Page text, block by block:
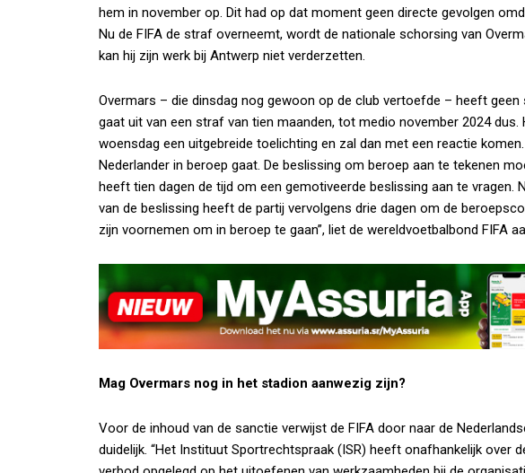
hem in november op. Dit had op dat moment geen directe gevolgen
Nu de FIFA de straf overneemt, wordt de nationale schorsing van
kan hij zijn werk bij Antwerp niet verderzetten.
Overmars – die dinsdag nog gewoon op de club vertoefde – heeft
gaat uit van een straf van tien maanden, tot medio november 2024
woensdag een uitgebreide toelichting en zal dan met een reactie
Nederlander in beroep gaat. De beslissing om beroep aan te tekenen
heeft tien dagen de tijd om een gemotiveerde beslissing aan te vragen.
van de beslissing heeft de partij vervolgens drie dagen om de
zijn voornemen om in beroep te gaan”, liet de wereldvoetbalbond FIFA
Mag Overmars nog in het stadion aanwezig zijn?
Voor de inhoud van de sanctie verwijst de FIFA door naar de
duidelijk. “Het Instituut Sportrechtspraak (ISR) heeft onafhankelijk over